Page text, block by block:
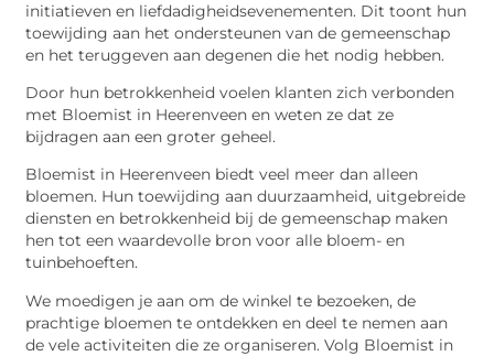
initiatieven en liefdadigheidsevenementen. Dit toont hun
toewijding aan het ondersteunen van de gemeenschap
en het teruggeven aan degenen die het nodig hebben.
Door hun betrokkenheid voelen klanten zich verbonden
met Bloemist in Heerenveen en weten ze dat ze
bijdragen aan een groter geheel.
Bloemist in Heerenveen biedt veel meer dan alleen
bloemen. Hun toewijding aan duurzaamheid, uitgebreide
diensten en betrokkenheid bij de gemeenschap maken
hen tot een waardevolle bron voor alle bloem- en
tuinbehoeften.
We moedigen je aan om de winkel te bezoeken, de
prachtige bloemen te ontdekken en deel te nemen aan
de vele activiteiten die ze organiseren. Volg Bloemist in